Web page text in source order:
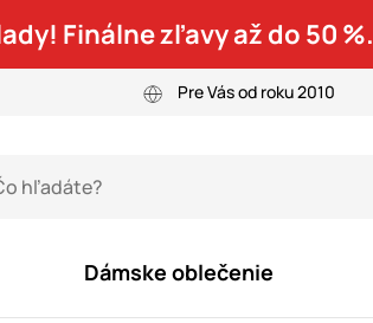
Finálne zľavy až do 50 %.
Pre Vás od roku 2010
Dámske oblečenie